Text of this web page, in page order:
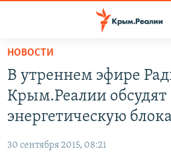
Вернуться
основному
содержанию
Вернутся
главной
навигации
СПЕЦПРОЕКТЫ
11 ЛЕТ ОККУПАЦИИ КРЫМА. 11 ИСТОРИЙ
ВОДА
ЕЩЕ
НОВОСТИ
В утреннем эфире
Крым.Реалии
энергетическую
30 сентября 2015, 08:21